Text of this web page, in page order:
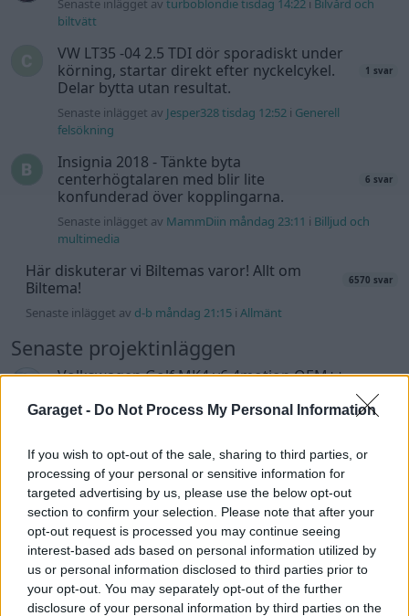
Garaget - Do Not Process My Personal Information
If you wish to opt-out of the sale, sharing to third parties, or
processing of your personal or sensitive information for
targeted advertising by us, please use the below opt-out
section to confirm your selection. Please note that after your
opt-out request is processed you may continue seeing
interest-based ads based on personal information utilized by
us or personal information disclosed to third parties prior to
your opt-out. You may separately opt-out of the further
disclosure of your personal information by third parties on the
Senaste inlägget avturboblondie tisdag 14:22 i Bilvård och
biltvätt
VW LT35 -04 2.5 TDI dör sporadiskt under
körning, startar direkt efter nyckelcykel.
Delar bytta utan resultat.
1 svar
Senaste inlägget av Jesper328 tisdag 12:52 i Generell
felsökning
Insignia 2018 - Tänkte byta
centerhögtalaren med blir lite
konfunderad över kopplingarna.
6 svar
Senaste inlägget av MammDiin måndag 23:11 i Billjud och
multimedia
Här diskuterar vi Biltemas varor! Allt om
Biltema!
6570 svar
Senaste inlägget av d-b måndag 21:15 i Allmänt
Senaste projektinläggen
Volkswagen Golf MK4 v6 4motion OEM++
Senaste inlägget avStol3n_Identity för 1 timme sedani
Volvo 245 ?Turbo?
Senaste inlägget avMarurb1 för 10 timmar sedaniProjekt
Renovering av en Honda Civic Aerodeck
VTi
Senaste inlägget avXebers76 för 13 timmar sedaniProjekt
Antikrundan på 4 hjul! Ford Model T 1923